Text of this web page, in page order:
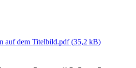
auf dem Titelbild.pdf(35,2 kB)